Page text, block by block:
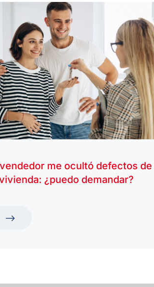
me ocultó defectos de
¿puedo demandar?